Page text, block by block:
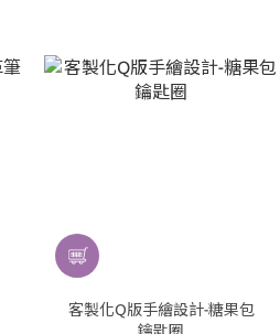
客製化Q版手繪設計-糖果包